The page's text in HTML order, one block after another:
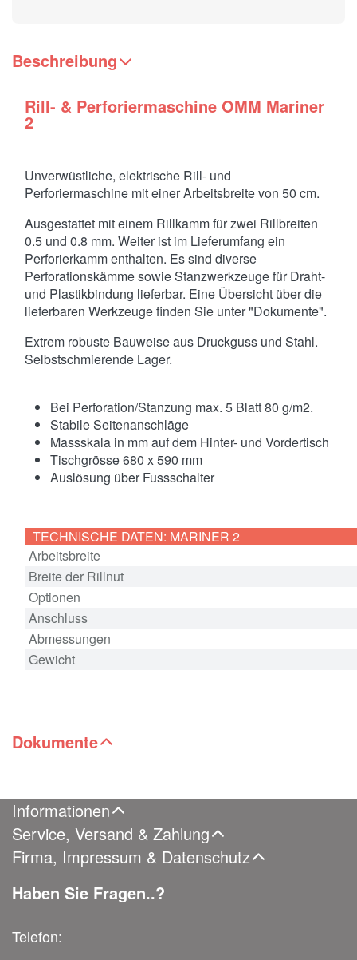
Beschreibung
Rill- & Perforiermaschine OMM Mariner
2
Unverwüstliche, elektrische Rill- und
Perforiermaschine mit einer Arbeitsbreite von 50 cm.
Ausgestattet mit einem Rillkamm für zwei Rillbreiten
0.5 und 0.8 mm. Weiter ist im Lieferumfang ein
Perforierkamm enthalten. Es sind diverse
Perforationskämme sowie Stanzwerkzeuge für Draht-
und Plastikbindung lieferbar. Eine Übersicht über die
lieferbaren Werkzeuge finden Sie unter "Dokumente".
Extrem robuste Bauweise aus Druckguss und Stahl.
Selbstschmierende Lager.
Bei Perforation/Stanzung max. 5 Blatt 80 g/m2.
Stabile Seitenanschläge
Massskala in mm auf dem Hinter- und Vordertisch
Tischgrösse 680 x 590 mm
Auslösung über Fussschalter
TECHNISCHE DATEN: MARINER 2
Arbeitsbreite
Breite der Rillnut
Optionen
Anschluss
Abmessungen
Gewicht
Dokumente
Informationen
Service, Versand & Zahlung
Firma, Impressum & Datenschutz
Haben Sie Fragen..?
Telefon: